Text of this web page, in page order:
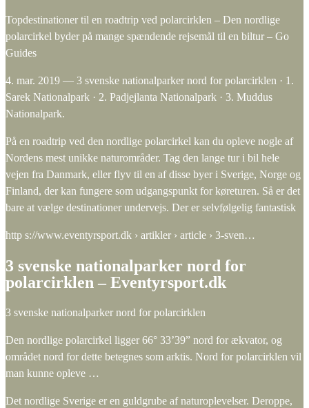
Topdestinationer til en roadtrip ved polarcirklen – Den nordlige
polarcirkel byder på mange spændende rejsemål til en biltur – Go
Guides
4. mar. 2019 — 3 svenske nationalparker nord for polarcirklen · 1.
Sarek Nationalpark · 2. Padjejlanta Nationalpark · 3. Muddus
Nationalpark.
På en roadtrip ved den nordlige polarcirkel kan du opleve nogle af
Nordens mest unikke naturområder. Tag den lange tur i bil hele
vejen fra Danmark, eller flyv til en af disse byer i Sverige, Norge og
Finland, der kan fungere som udgangspunkt for køreturen. Så er det
bare at vælge destinationer undervejs. Der er selvfølgelig fantastisk
http s://www.eventyrsport.dk › artikler › article › 3-sven…
3 svenske nationalparker nord for
polarcirklen – Eventyrsport.dk
3 svenske nationalparker nord for polarcirklen
Den nordlige polarcirkel ligger 66° 33’39” nord for ækvator, og
området nord for dette betegnes som arktis. Nord for polarcirklen vil
man kunne opleve …
Det nordlige Sverige er en guldgrube af naturoplevelser. Deroppe,